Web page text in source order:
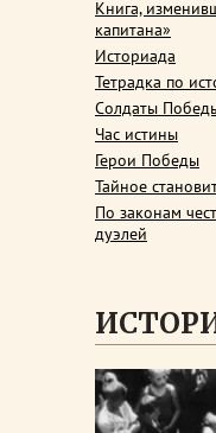
Книга,
капитана»
Историада
Тетрадка по
Солдаты
Час истины
Герои Победы
Тайное
По законам
дуэлей